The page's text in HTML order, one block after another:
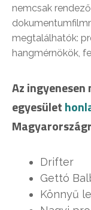
nemcsak
megtalálhatók:
hangmérnökök,
Az
egyesület
Drifter
Gettó
Könnyű